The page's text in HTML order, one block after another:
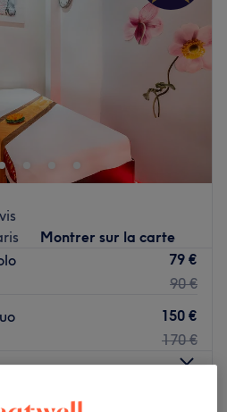
Montrer sur la carte
79 €
90 €
150 €
170 €